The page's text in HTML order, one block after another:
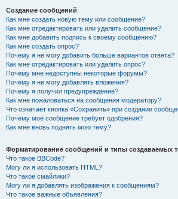
Создание сообщений
Как мне создать новую тему или сообщение?
Как мне отредактировать или удалить сообщение?
Как мне добавить подпись к своему сообщению?
Как мне создать опрос?
Почему я не могу добавить больше вариантов ответа?
Как мне отредактировать или удалить опрос?
Почему мне недоступны некоторые форумы?
Почему я не могу добавлять вложения?
Почему я получил предупреждение?
Как мне пожаловаться на сообщения модератору?
Что означает кнопка «Сохранить» при создании
Почему моё сообщение требует одобрения?
Как мне вновь поднять мою тему?
Форматирование сообщений и типы создаваемых
Что такое BBCode?
Могу ли я использовать HTML?
Что такое смайлики?
Могу ли я добавлять изображения к сообщениям?
Что такое важные объявления?